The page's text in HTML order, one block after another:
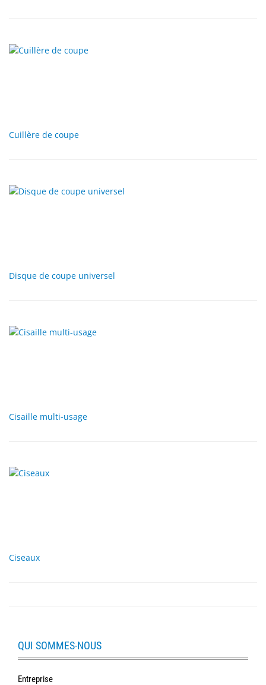
Cuillère de coupe
Disque de coupe universel
Cisaille multi-usage
Ciseaux
QUI SOMMES-NOUS
Entreprise